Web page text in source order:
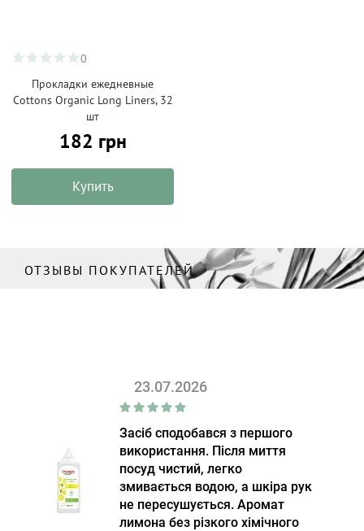
0
Прокладки ежедневные
Cottons Organic Long Liners, 32
шт
182 грн
Купить
ОТЗЫВЫ ПОКУПАТЕЛЕЙ
23.07.2026
Засіб сподобався з першого
використання. Після миття
посуд чистий, легко
змивається водою, а шкіра рук
не пересушується. Аромат
лимона без різкого хімічного